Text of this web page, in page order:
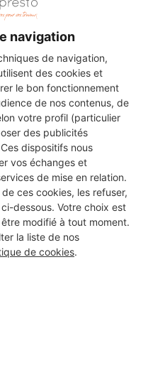
navigation
de navigation,
des cookies et
le bon fonctionnement
de nos contenus, de
votre profil (particulier
des publicités
dispositifs nous
vos échanges et
de mise en relation.
ces cookies, les refuser,
dessous. Votre choix est
modifié à tout moment.
la liste de nos
de cookies.
DEVIS